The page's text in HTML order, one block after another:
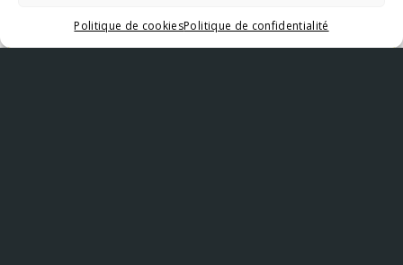
Politique de cookiesPolitique de confidentialité